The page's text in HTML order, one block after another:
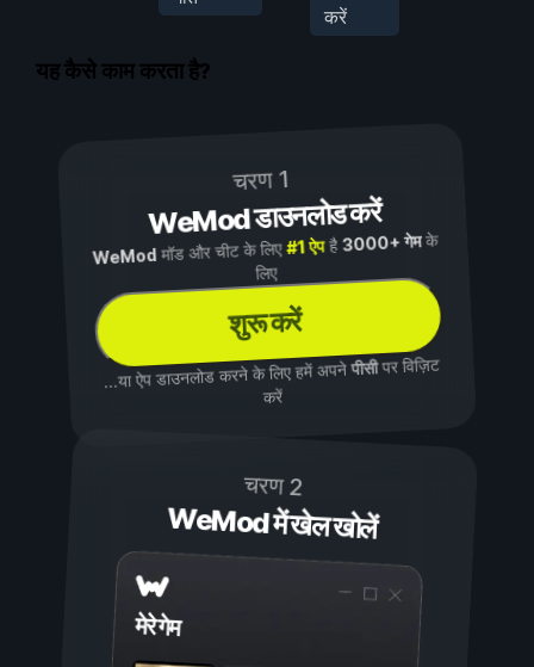
करें
यह कैसे काम करता है?
चरण 1
WeMod डाउनलोड करें
WeMod मॉड और चीट के लिए#1 ऐपहै3000+ गेमके
लिए
शुरू करें
...या ऐप डाउनलोड करने के लिए हमें अपनेपीसीपर विज़िट
करें
चरण 2
WeMod में खेल खोलें
मेरे गेम